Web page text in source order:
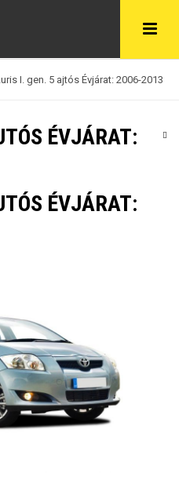
I. gen. 5 ajtós Évjárat: 2006-2013
ÉVJÁRAT:
ÉVJÁRAT: